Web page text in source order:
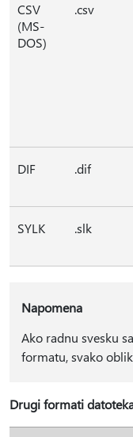
CSV
(MS-
DOS)
.csv
DIF .dif
SYLK .slk
Napomena
Ako radnu svesku
formatu, svako
Drugi formati